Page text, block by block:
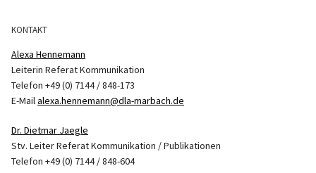
KONTAKT
Alexa Hennemann
Leiterin Referat Kommunikation
Telefon +49 (0) 7144 / 848-173
E-Mailalexa.hennemann@dla-marbach.de
Dr. Dietmar Jaegle
Stv. Leiter Referat Kommunikation / Publikationen
Telefon +49 (0) 7144 / 848-604